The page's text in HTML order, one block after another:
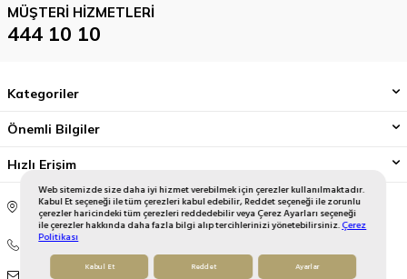
Web sitemizde size daha iyi hizmet verebilmek için çerezler kullanılmaktadır.
Kabul Et seçeneği ile tüm çerezleri kabul edebilir, Reddet seçeneği ile zorunlu
çerezler haricindeki tüm çerezleri reddedebilir veya Çerez Ayarları seçeneği
ile çerezler hakkında daha fazla bilgi alıp tercihlerinizi yönetebilirsiniz.Çerez
Politikası
Kabul Et Reddet Ayarlar
MÜŞTERI HIZMETLERI
444 10 10
Kategoriler
Önemli Bilgiler
Hızlı Erişim
Mahmutbey Mahallesi, 2414 Sokak, No:5, Tepe Plaza, 34218
Bağcılar / İstanbul / Türkiye
444 10 10
onlinedestek@gallerycrystal.com.tr